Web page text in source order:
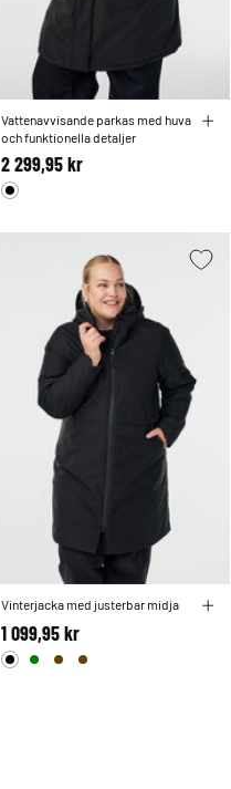
Vattenavvisande parkas med huva
och funktionella detaljer
2 299,95 kr
Vinterjacka med justerbar midja
1 099,95 kr